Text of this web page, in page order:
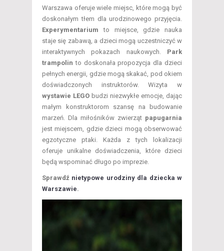
Warszawa oferuje wiele miejsc, które mogą być
doskonałym tłem dla urodzinowego przyjęcia.
Experymentarium to miejsce, gdzie nauka
staje się zabawą, a dzieci mogą uczestniczyć w
interaktywnych pokazach naukowych. Park
trampolin to doskonała propozycja dla dzieci
pełnych energii, gdzie mogą skakać, pod okiem
doświadczonych instruktorów. Wizyta w
wystawie LEGO budzi niezwykłe emocje, dając
małym konstruktorom szansę na budowanie
marzeń. Dla miłośników zwierząt papugarnia
jest miejscem, gdzie dzieci mogą obserwować
egzotyczne ptaki. Każda z tych lokalizacji
oferuje unikalne doświadczenia, które dzieci
będą wspominać długo po imprezie.
Sprawdź nietypowe urodziny dla dziecka w
Warszawie.